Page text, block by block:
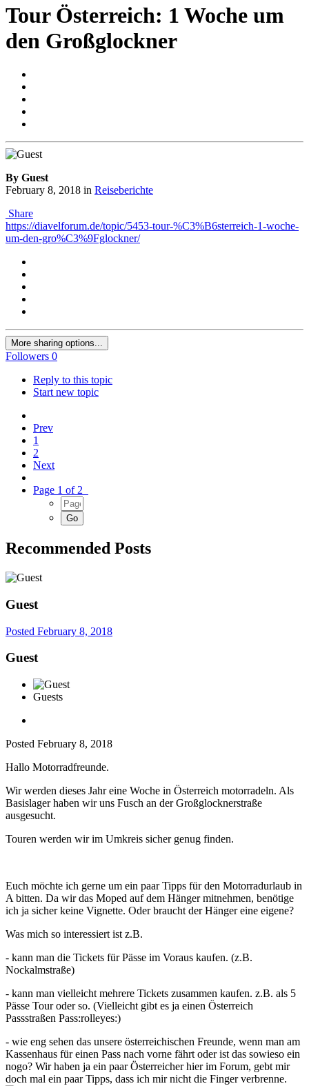
Tour Österreich: 1 Woche um
den Großglockner
By Guest
February 8, 2018 in Reiseberichte
Share
https://diavelforum.de/topic/5453-tour-%C3%B6sterreich-1-woche-
um-den-gro%C3%9Fglockner/
More sharing options...
Followers 0
Reply to this topic
Start new topic
Prev
1
2
Next
Page 1 of 2
Recommended Posts
Guest
Posted February 8, 2018
Guest
Guests
Posted February 8, 2018
Hallo Motorradfreunde.
Wir werden dieses Jahr eine Woche in Österreich motorradeln. Als
Basislager haben wir uns Fusch an der Großglocknerstraße
ausgesucht.
Touren werden wir im Umkreis sicher genug finden.
Euch möchte ich gerne um ein paar Tipps für den Motorradurlaub in
A bitten. Da wir das Moped auf dem Hänger mitnehmen, benötige
ich ja sicher keine Vignette. Oder braucht der Hänger eine eigene?
Was mich so interessiert ist z.B.
- kann man die Tickets für Pässe im Voraus kaufen. (z.B.
Nockalmstraße)
- kann man vielleicht mehrere Tickets zusammen kaufen. z.B. als 5
Pässe Tour oder so. (Vielleicht gibt es ja einen Österreich
Passstraßen Pass:rolleyes:)
- wie eng sehen das unsere österreichischen Freunde, wenn man am
Kassenhaus für einen Pass nach vorne fährt oder ist das sowieso ein
nogo? Wir haben ja ein paar Österreicher hier im Forum, gebt mir
doch mal ein paar Tipps, dass ich mir nicht die Finger verbrenne.